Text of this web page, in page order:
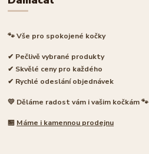
🐾 Vše pro spokojené kočky
✔ Pečlivě vybrané produkty
✔ Skvělé ceny pro každého
✔ Rychlé odeslání objednávek
💛 Děláme radost vám i vašim kočkám 🐾
🏪 Máme i kamennou prodejnu